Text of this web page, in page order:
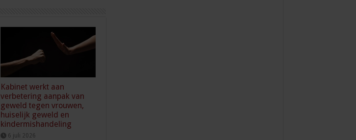
Kabinet werkt aan
verbetering aanpak van
geweld tegen vrouwen,
huiselijk geweld en
kindermishandeling
6 juli 2026